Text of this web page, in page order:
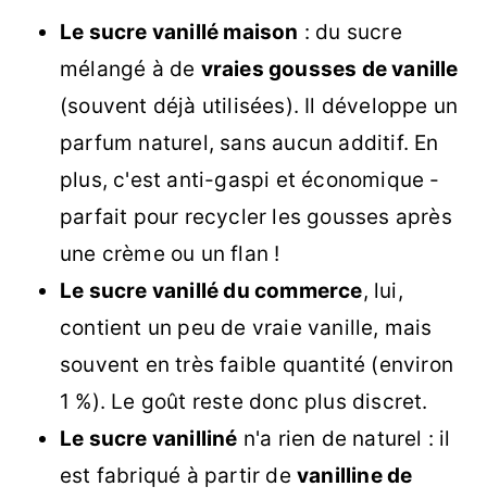
Le sucre vanillé maison : du sucre
mélangé à de vraies gousses de vanille
(souvent déjà utilisées). Il développe un
parfum naturel, sans aucun additif. En
plus, c'est anti-gaspi et économique -
parfait pour recycler les gousses après
une crème ou un flan !
Le sucre vanillé du commerce, lui,
contient un peu de vraie vanille, mais
souvent en très faible quantité (environ
1 %). Le goût reste donc plus discret.
Le sucre vanilliné n'a rien de naturel : il
est fabriqué à partir de vanilline de